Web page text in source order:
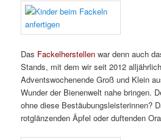
Das Fackelherstellen war denn auch
Stands, mit dem wir seit 2012
Adventswochenende Groß und Klein
Wunder der Bienenwelt nahe bringen.
ohne diese Bestäubungsleisterinnen?
rotglänzenden Äpfel oder duftenden